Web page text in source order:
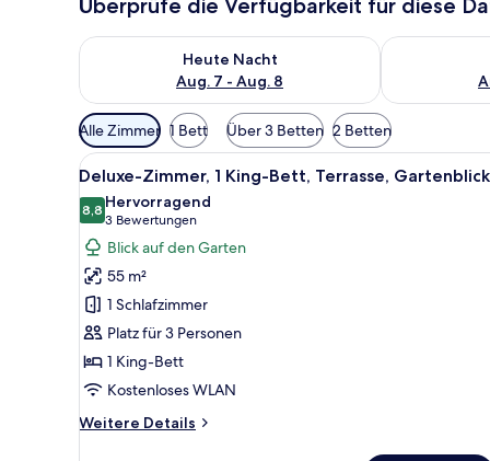
Heute Nacht
Aug. 7 - Aug. 8
Überprüfe die Verfügbarkeit für heute Nacht, Aug. 7
Überprüfe
Verfügbare
Filter
für
Zimmer
Alle Zimmer 1 Bett Über 3 Betten 2 Betten
Alle
Fotos
für
Deluxe-
Zimmer,
1 King-
Bett,
Terrasse,
Gartenblick
anzeigen
Ein Balkon mit Holztisch und
6
Deluxe-Zimmer, 1 King-Bett, Terrasse, Gartenblick
8,88,8 von 10
Hervorragend
3 Bewertungen
(3
Bewertungen)
Blick auf den Garten
55 m²
1 Schlafzimmer
Platz für 3 Personen
1 King-Bett
Kostenloses WLAN
Weitere Details
Weitere